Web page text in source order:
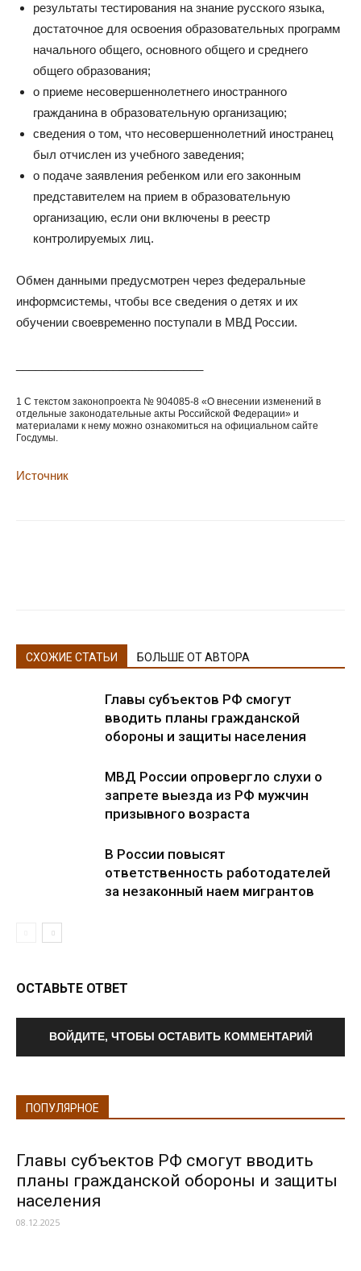
результаты тестирования на знание русского языка,
достаточное для освоения образовательных программ
начального общего, основного общего и среднего
общего образования;
о приеме несовершеннолетнего иностранного
гражданина в образовательную организацию;
сведения о том, что несовершеннолетний иностранец
был отчислен из учебного заведения;
о подаче заявления ребенком или его законным
представителем на прием в образовательную
организацию, если они включены в реестр
контролируемых лиц.
Обмен данными предусмотрен через федеральные
информсистемы, чтобы все сведения о детях и их
обучении своевременно поступали в МВД России.
1 С текстом законопроекта № 904085-8 «О внесении изменений в
отдельные законодательные акты Российской Федерации» и
материалами к нему можно ознакомиться на официальном сайте
Госдумы.
Источник
СХОЖИЕ СТАТЬИ БОЛЬШЕ ОТ АВТОРА
Главы субъектов РФ смогут
вводить планы гражданской
обороны и защиты населения
МВД России опровергло слухи о
запрете выезда из РФ мужчин
призывного возраста
В России повысят
ответственность работодателей
за незаконный наем мигрантов
ОСТАВЬТЕ ОТВЕТ
ВОЙДИТЕ, ЧТОБЫ ОСТАВИТЬ КОММЕНТАРИЙ
ПОПУЛЯРНОЕ
Главы субъектов РФ смогут вводить
планы гражданской обороны и защиты
населения
08.12.2025